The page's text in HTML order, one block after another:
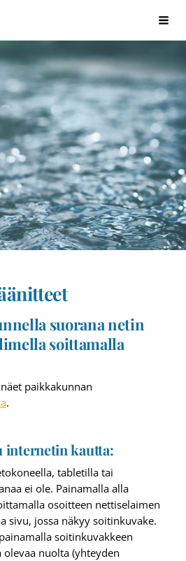
suorana netin
soittamalla
paikkakunnan
.
internetin kautta:
tabletilla tai
ei ole. Painamalla alla
osoitteen nettiselaimen
sivu, jossa näkyy soitinkuvake.
soitinkuvakkeen
olevaa nuolta (yhteyden